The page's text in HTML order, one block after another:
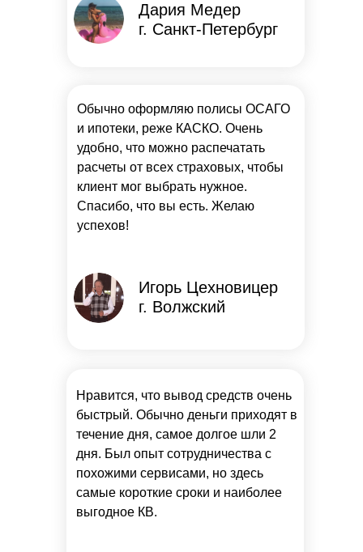
Нравится, что вывод средств очень
быстрый. Обычно деньги приходят в
течение дня, самое долгое шли 2
дня. Был опыт сотрудничества с
похожими сервисами, но здесь
самые короткие сроки и наиболее
выгодное КВ.
Дария Медер
г. Санкт-Петербург
Обычно оформляю полисы ОСАГО
и ипотеки, реже КАСКО. Очень
удобно, что можно распечатать
расчеты от всех страховых, чтобы
клиент мог выбрать нужное.
Спасибо, что вы есть. Желаю
успехов!
Игорь Цехновицер
г. Волжский